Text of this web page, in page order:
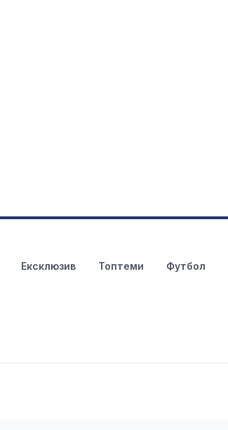
Ексклюзив Топтеми Футбол